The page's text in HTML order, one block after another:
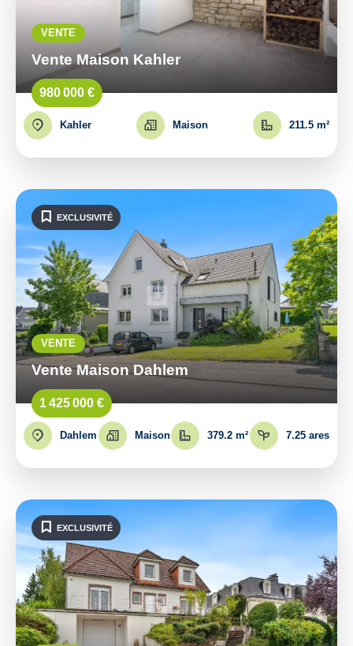
VENTE
Vente Maison Kahler
980 000 €
Kahler Maison 211.5 m²
VENTE
Vente Maison Dahlem
1 425 000 €
Dahlem Maison 379.2 m² 7.25 ares
EXCLUSIVITÉ
EXCLUSIVITÉ